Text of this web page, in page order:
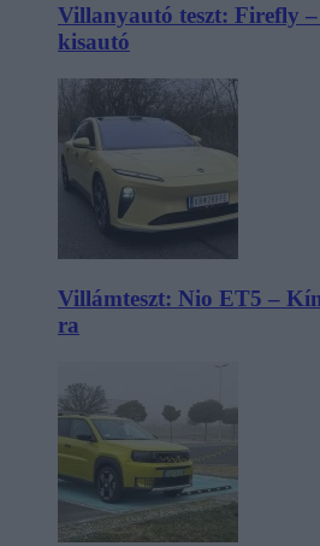
Villanyautó teszt: Firefly
kisautó
Villámteszt: Nio ET5 –
ra